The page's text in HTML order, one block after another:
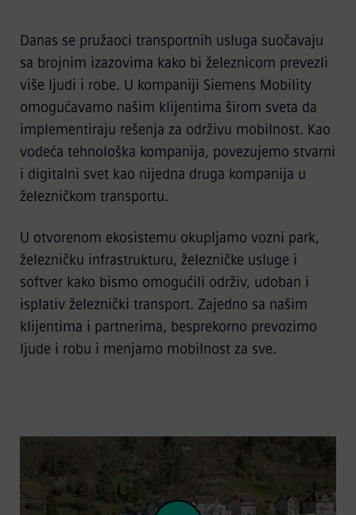
Danas se pružaoci transportnih usluga suočavaju
sa brojnim izazovima kako bi železnicom prevezli
više ljudi i robe. U kompaniji Siemens Mobility
omogućavamo našim klijentima širom sveta da
implementiraju rešenja za održivu mobilnost. Kao
vodeća tehnološka kompanija, povezujemo stvarni
i digitalni svet kao nijedna druga kompanija u
železničkom transportu.
U otvorenom ekosistemu okupljamo vozni park,
železničku infrastrukturu, železničke usluge i
softver kako bismo omogućili održiv, udoban i
isplativ železnički transport. Zajedno sa našim
klijentima i partnerima, besprekorno prevozimo
ljude i robu i menjamo mobilnost za sve.